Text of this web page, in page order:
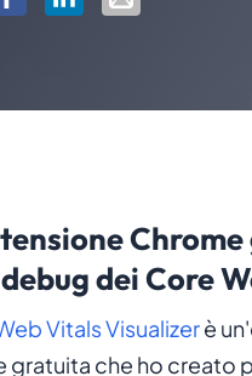
dei Core
Vitals Visualizerè
gratuita che ho creato